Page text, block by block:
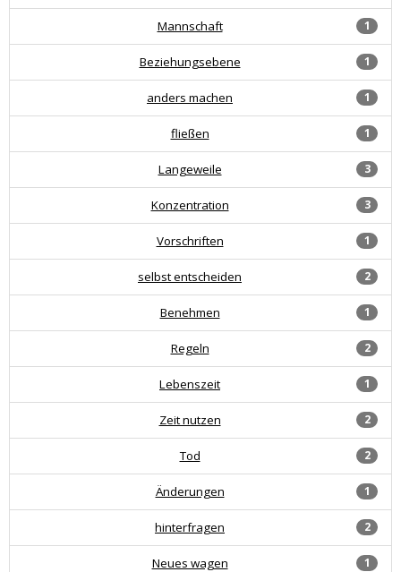
1
Mannschaft
1
Beziehungsebene
1
anders machen
1
fließen
3
Langeweile
3
Konzentration
1
Vorschriften
2
selbst entscheiden
1
Benehmen
2
Regeln
1
Lebenszeit
2
Zeit nutzen
2
Tod
1
Änderungen
2
hinterfragen
1
Neues wagen